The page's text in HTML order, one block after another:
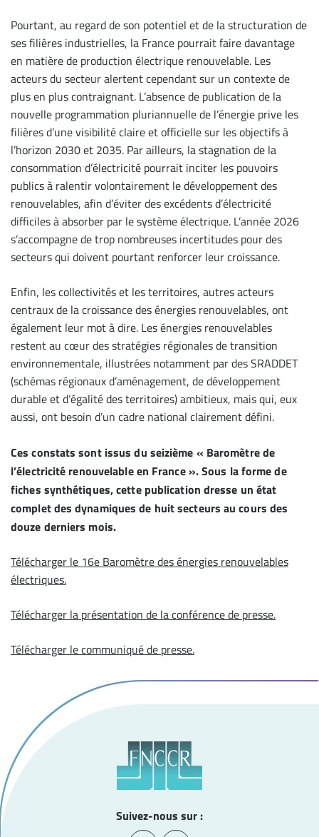
Pourtant, au regard de son potentiel et de la structuration de
ses filières industrielles, la France pourrait faire davantage
en matière de production électrique renouvelable. Les
acteurs du secteur alertent cependant sur un contexte de
plus en plus contraignant. L’absence de publication de la
nouvelle programmation pluriannuelle de l’énergie prive les
filières d’une visibilité claire et officielle sur les objectifs à
l’horizon 2030 et 2035. Par ailleurs, la stagnation de la
consommation d’électricité pourrait inciter les pouvoirs
publics à ralentir volontairement le développement des
renouvelables, afin d’éviter des excédents d’électricité
difficiles à absorber par le système électrique. L’année 2026
s’accompagne de trop nombreuses incertitudes pour des
secteurs qui doivent pourtant renforcer leur croissance.
Enfin, les collectivités et les territoires, autres acteurs
centraux de la croissance des énergies renouvelables, ont
également leur mot à dire. Les énergies renouvelables
restent au cœur des stratégies régionales de transition
environnementale, illustrées notamment par des SRADDET
(schémas régionaux d’aménagement, de développement
durable et d’égalité des territoires) ambitieux, mais qui, eux
aussi, ont besoin d’un cadre national clairement défini.
Ces constats sont issus du seizième « Baromètre de
l’électricité renouvelable en France ». Sous la forme de
fiches synthétiques, cette publication dresse un état
complet des dynamiques de huit secteurs au cours des
douze derniers mois.
Télécharger le 16e Baromètre des énergies renouvelables
électriques.
Télécharger la présentation de la conférence de presse.
Télécharger le communiqué de presse.
Suivez-nous sur :